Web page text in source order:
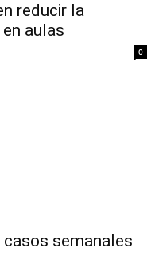
reducir la
aulas
0
semanales